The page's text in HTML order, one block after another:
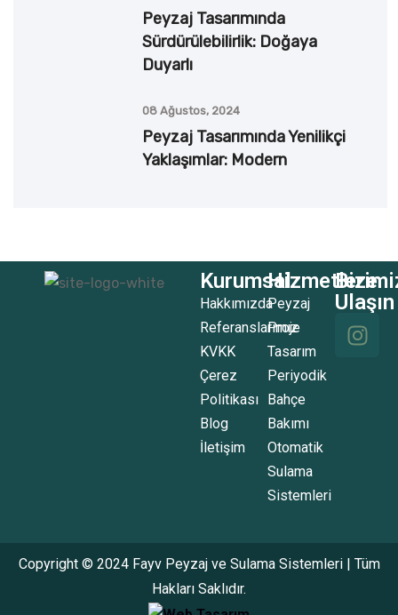
Peyzaj Tasarımında
Sürdürülebilirlik: Doğaya
Duyarlı
08 Ağustos, 2024
Peyzaj Tasarımında Yenilikçi
Yaklaşımlar: Modern
Kurumsal
Hakkımızda
Referanslarımız
KVKK
Çerez
Politikası
Blog
İletişim
Peyzaj
Proje
Tasarım
Periyodik
Bahçe
Bakımı
Otomatik
Sulama
Sistemleri
Bize
Ulaşın
Copyright © 2024 Fayv Peyzaj ve Sulama Sistemleri | Tüm
Hakları Saklıdır.